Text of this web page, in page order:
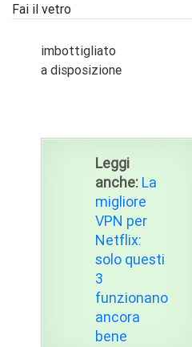
Fai il vetro
imbottigliato
a disposizione
Leggi
anche: La
migliore
VPN per
Netflix:
solo questi
3
funzionano
ancora
bene